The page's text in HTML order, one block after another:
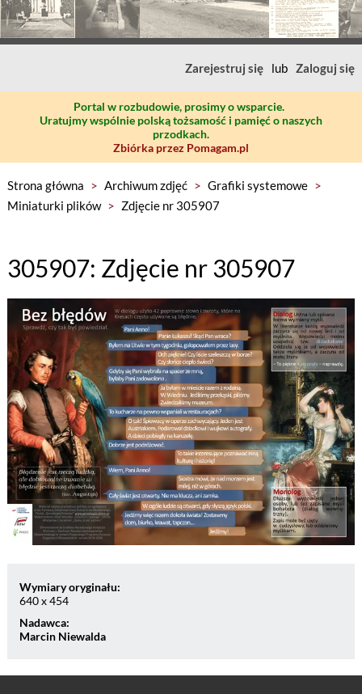
Zarejestruj się lub Zaloguj się
Portal w rozbudowie, prosimy o wsparcie.
Uratujmy wspólnie polską tożsamość i pamięć o naszych
przodkach.
Zbiórka przez Pomagam.pl
Strona główna > Archiwum zdjęć > Grafiki systemowe >
Miniaturki plików > Zdjęcie nr 305907
305907: Zdjęcie nr 305907
Wymiary oryginału:
640 x 454
Nadawca:
Marcin Niewalda